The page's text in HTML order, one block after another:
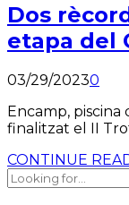
Dos
etapa del
03/29/20230
Encamp, piscina
finalitzat el II
CONTINUE